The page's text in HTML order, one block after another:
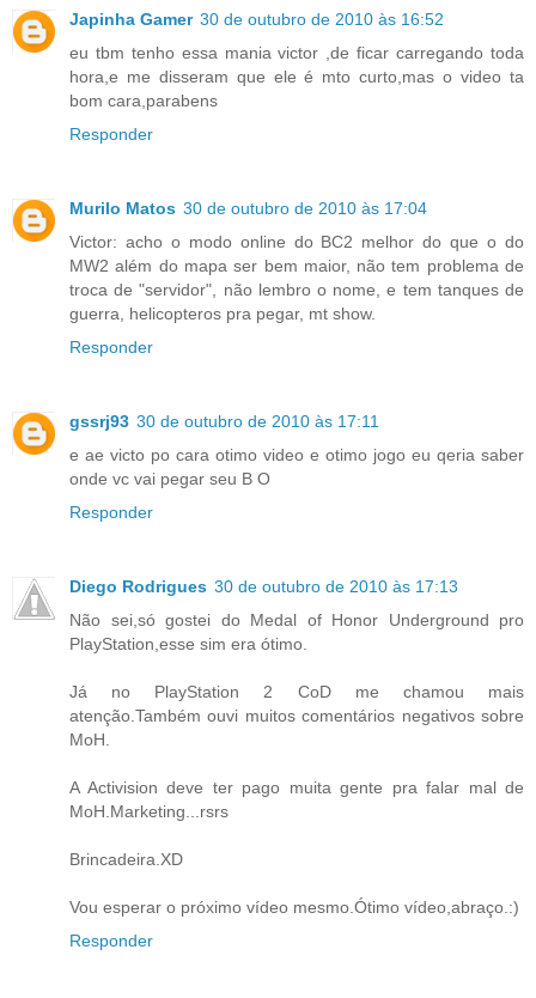
Japinha Gamer 30 de outubro de 2010 às 16:52
eu tbm tenho essa mania victor ,de ficar carregando toda
hora,e me disseram que ele é mto curto,mas o video ta
bom cara,parabens
Responder
Murilo Matos 30 de outubro de 2010 às 17:04
Victor: acho o modo online do BC2 melhor do que o do
MW2 além do mapa ser bem maior, não tem problema de
troca de "servidor", não lembro o nome, e tem tanques de
guerra, helicopteros pra pegar, mt show.
Responder
gssrj93 30 de outubro de 2010 às 17:11
e ae victo po cara otimo video e otimo jogo eu qeria saber
onde vc vai pegar seu B O
Responder
Diego Rodrigues 30 de outubro de 2010 às 17:13
Não sei,só gostei do Medal of Honor Underground pro
PlayStation,esse sim era ótimo.
Já no PlayStation 2 CoD me chamou mais
atenção.Também ouvi muitos comentários negativos sobre
MoH.
A Activision deve ter pago muita gente pra falar mal de
MoH.Marketing...rsrs
Brincadeira.XD
Vou esperar o próximo vídeo mesmo.Ótimo vídeo,abraço.:)
Responder